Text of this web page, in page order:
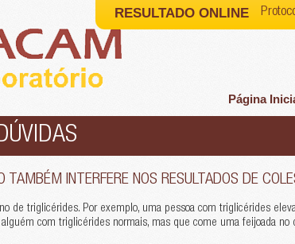
RESULTADO ONLINE
Página
TAMBÉM INTERFERE NOS RESULTADOS DE
de triglicérides. Por exemplo, uma pessoa com triglicérides
com triglicérides normais, mas que come uma feijoada no